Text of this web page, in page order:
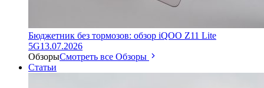
Бюджетник без тормозов: обзор iQOO Z11 Lite
5G13.07.2026
ОбзорыСмотреть все Обзоры
Статьи